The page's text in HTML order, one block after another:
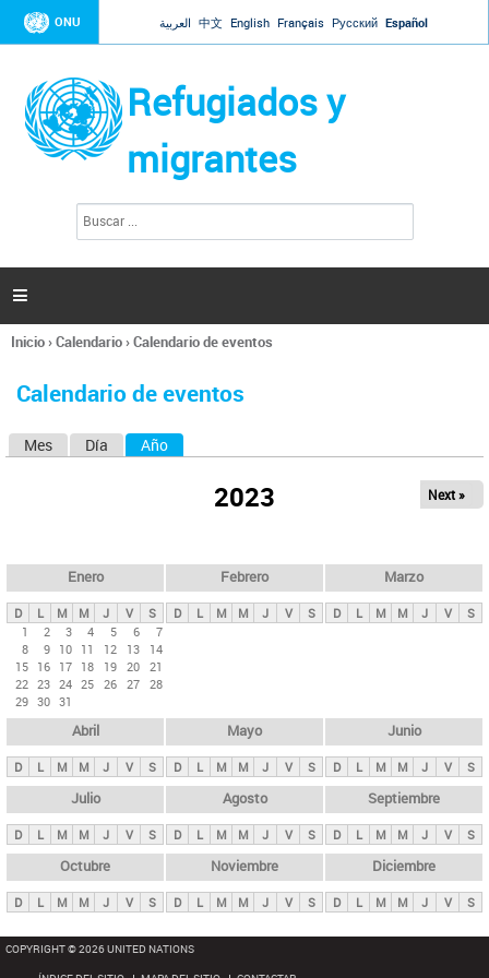
Jump to navigation
ONU العربية 中文 English Français Русский Español
Refugiados y
migrantes
l
d
s

Se
usted
Inicio›Calendario›Calendario de eventos
Calendario de eventos
s
p
n
i
p
a
l
s
Mes Día Año
2023 Next »
Enero
D L M M J V
S
1
2 3 4 5 6
7
8
9 10 11 12 13
14
15 16 17 18 19 20 21
22 23 24 25 26 27 28
29 30 31
Febrero
D L M M J V S
Marzo
D L M M J V S
Abril
D L M M J V S
Mayo
D L M M J V S
Junio
D L M M J V S
Julio
D L M M J V S
Agosto
D L M M J V S
Septiembre
D L M M J V S
Octubre
D L M M J V S
Noviembre
D L M M J V S
Diciembre
D L M M J V S
COPYRIGHT © 2026 UNITED NATIONS